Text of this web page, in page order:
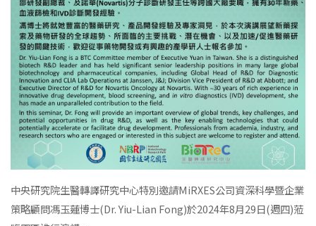
中央研究院生醫轉譯研究中心特別邀請MiRXES公司資深科學暨企業
策略顧問馮玉蓮博士(Dr. Yiu-Lian Fong)於2024年8月29日(週四)蒞